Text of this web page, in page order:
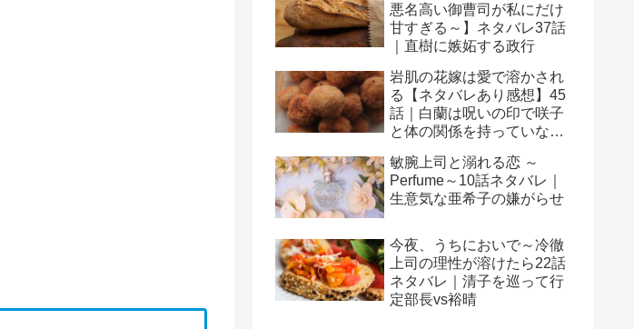
悪名高い御曹司が私にだけ
甘すぎる～】ネタバレ37話
｜直樹に嫉妬する政行
岩肌の花嫁は愛で溶かされ
る【ネタバレあり感想】45
話｜白蘭は呪いの印で咲子
と体の関係を持っていない
敏腕上司と溺れる恋 ～
Perfume～10話ネタバレ｜
生意気な亜希子の嫌がらせ
今夜、うちにおいで～冷徹
上司の理性が溶けたら22話
ネタバレ｜清子を巡って行
定部長vs裕晴